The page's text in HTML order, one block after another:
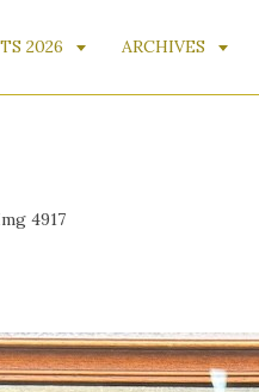
2026 ARCHIVES
4917